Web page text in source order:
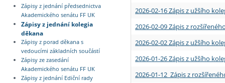
Zápisy z jednání předsednictva
Akademického senátu FF UK
Zápisy z jednání kolegia
děkana
Zápisy z porad děkana s
vedoucími základních součástí
Zápisy ze zasedání
Akademického senátu FF UK
Zápisy z jednání Ediční rady
2026-02-16 Zápis z užšího
2026-02-09 Zápis z
2026-02-02 Zápis z užšího
2026-01-26 Zápis z užšího
2026-01-12 Zápis z